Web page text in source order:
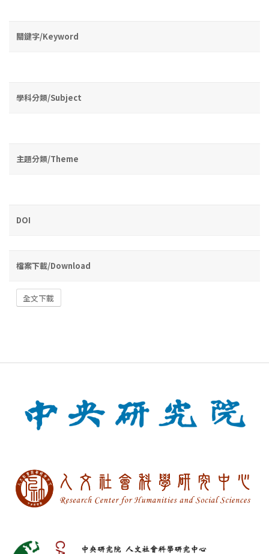
關鍵字/Keyword
學科分類/Subject
主題分類/Theme
DOI
檔案下載/Download
全文下載